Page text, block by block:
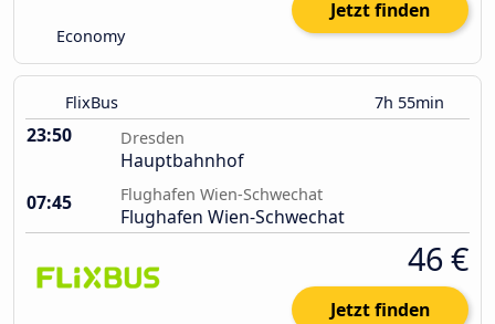
Economy
Jetzt finden
FlixBus 7h 55min
23:50 Dresden
Hauptbahnhof
07:45
Flughafen Wien-Schwechat
Flughafen Wien-Schwechat
46 €
Jetzt finden